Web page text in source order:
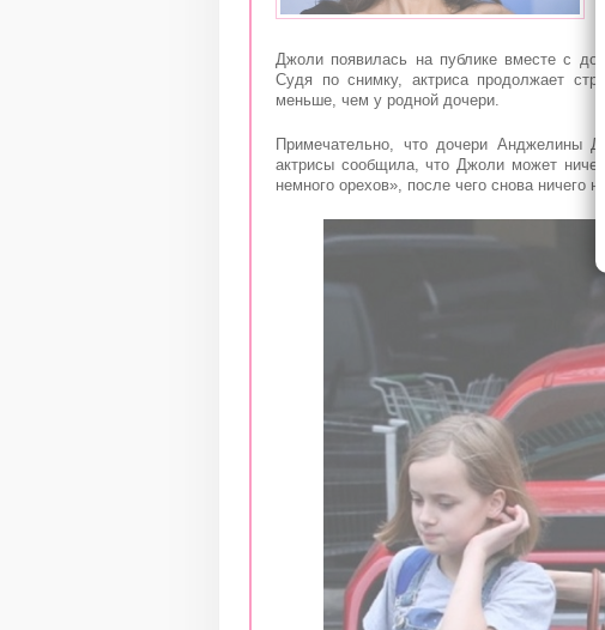
Джоли появилась на публике вместе с
Судя по снимку, актриса продолжает
меньше, чем у родной дочери.
Примечательно, что дочери Анджелины
актрисы сообщила, что Джоли может
немного орехов», после чего снова ничего не